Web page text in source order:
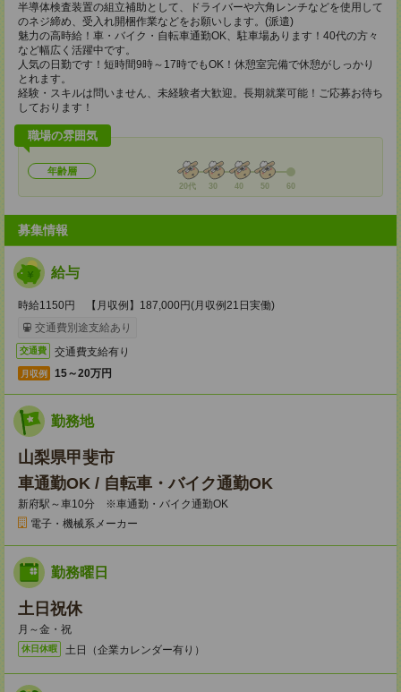
半導体検査装置の組立補助として、ドライバーや六角レンチなどを使用して
のネジ締め、受入れ開梱作業などをお願いします。(派遣)
魅力の高時給！車・バイク・自転車通勤OK、駐車場あります！40代の方々
など幅広く活躍中です。
人気の日勤です！短時間9時～17時でもOK！休憩室完備で休憩がしっかり
とれます。
経験・スキルは問いません、未経験者大歓迎。長期就業可能！ご応募お待ち
しております！
職場の雰囲気
年齢層
20代 30 40 50 60
募集情報
給与
時給1150円 【月収例】187,000円(月収例21日実働)
交通費別途支給あり
交通費 交通費支給有り
月収例 15～20万円
勤務地
山梨県甲斐市
車通勤OK / 自転車・バイク通勤OK
新府駅～車10分 ※車通勤・バイク通勤OK
電子・機械系メーカー
勤務曜日
土日祝休
月～金・祝
休日休暇 土日（企業カレンダー有り）